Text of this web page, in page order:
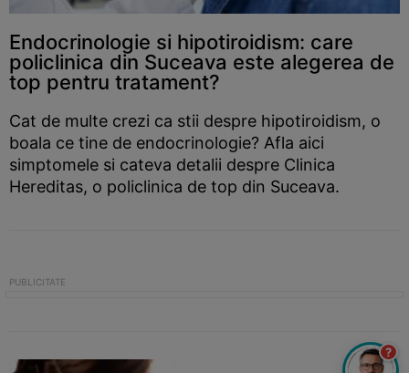
Endocrinologie si hipotiroidism: care
policlinica din Suceava este alegerea de
top pentru tratament?
Cat de multe crezi ca stii despre hipotiroidism, o
boala ce tine de endocrinologie? Afla aici
simptomele si cateva detalii despre Clinica
Hereditas, o policlinica de top din Suceava.
?